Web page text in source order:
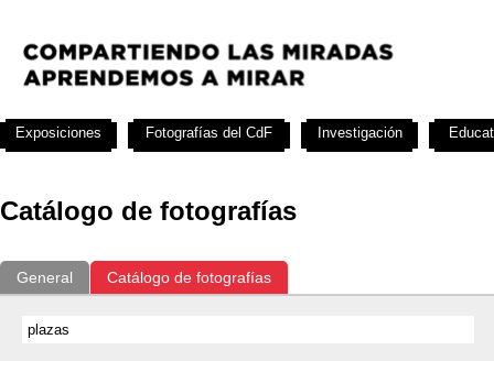
Catálogo de fotografías
General Catálogo de fotografías
Exposiciones Fotografías del CdF Investigación